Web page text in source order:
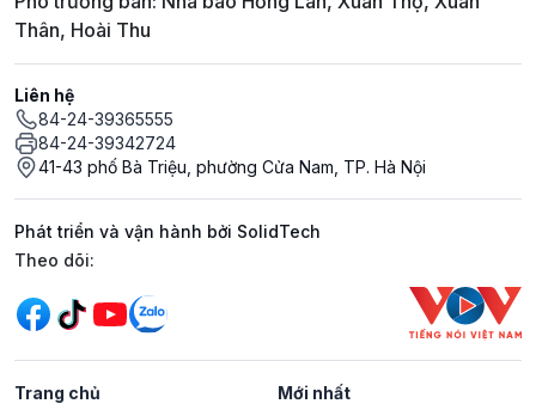
Thân, Hoài Thu
Liên hệ
84-24-39365555
84-24-39342724
41-43 phố Bà Triệu, phường Cửa Nam, TP. Hà Nội
Phát triển và vận hành bởi SolidTech
Mạng xã hội
Theo dõi:
Trang chủ Mới nhất